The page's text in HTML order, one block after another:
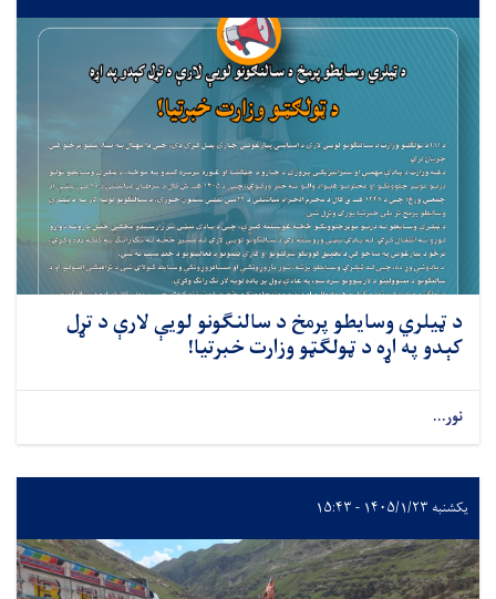
د ټیلري وسایطو پرمخ د سالنګونو لویې لارې د تړل
کېدو په اړه د ټولګټو وزارت خبرتیا!
نور...
یکشنبه ۱۴۰۵/۱/۲۳ - ۱۵:۴۳